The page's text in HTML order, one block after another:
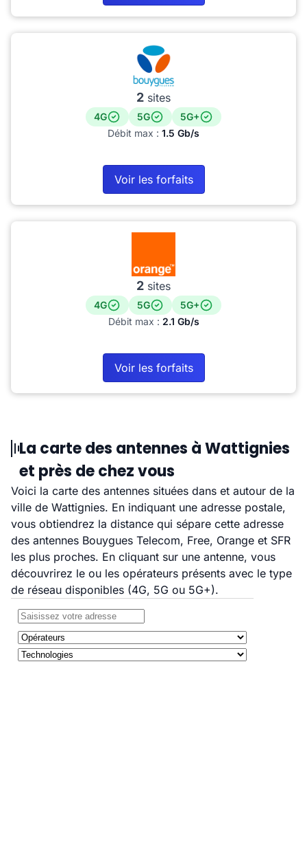
2 sites
4G 5G
5G+
Débit max : 1.5 Gb/s
Voir les forfaits
2 sites
4G 5G
5G+
Débit max : 2.1 Gb/s
Voir les forfaits
La carte des antennes à Wattignies
et près de chez vous
Voici la carte des antennes situées dans et autour de la
ville de Wattignies. En indiquant une adresse postale,
vous obtiendrez la distance qui sépare cette adresse
des antennes Bouygues Telecom, Free, Orange et SFR
les plus proches. En cliquant sur une antenne, vous
découvrirez le ou les opérateurs présents avec le type
de réseau disponibles (4G, 5G ou 5G+).